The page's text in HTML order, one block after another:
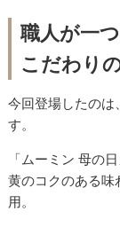
職人が一
こだわり
今回登場したのは
す。
「ムーミン 母の
黄のコクのある味
用。